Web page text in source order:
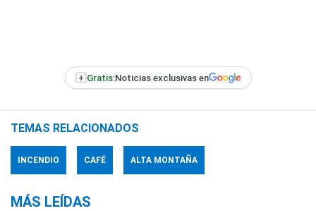
+ Gratis:Noticias exclusivas en
TEMAS RELACIONADOS
INCENDIO CAFÉ ALTA MONTAÑA
MÁS LEÍDAS